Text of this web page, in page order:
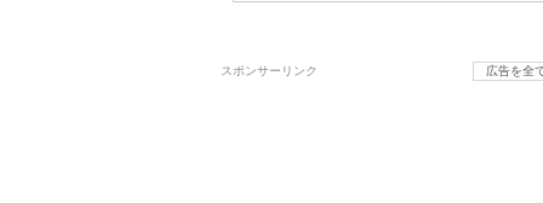
スポンサーリンク 広告を全